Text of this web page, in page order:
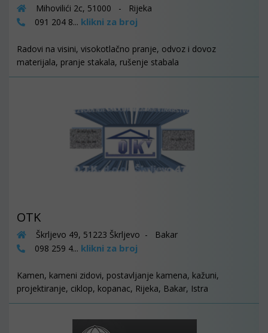
Mihovilići 2c, 51000 - Rijeka
091 204 8... klikni za broj
Radovi na visini, visokotlačno pranje, odvoz i dovoz
materijala, pranje stakala, rušenje stabala
OTK
Škrljevo 49, 51223 Škrljevo - Bakar
098 259 4... klikni za broj
Kamen, kameni zidovi, postavljanje kamena, kažuni,
projektiranje, ciklop, kopanac, Rijeka, Bakar, Istra